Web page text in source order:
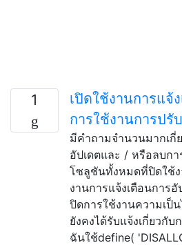
1
เปิดใช้งานการแจ้
การใช้งานการปรั
มีคำถามจำนวนมากเกี่
อัปเดตและ / หรือลบกา
โซลูชันทั้งหมดที่ปิดใช้ง
งานการแจ้งเตือนการ
ปิดการใช้งานความเป็
ยังคงได้รับแจ้งเกี่ยวกั
ฉันใช้define(